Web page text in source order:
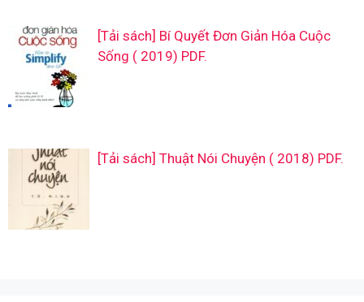
[Tải sách] Bí Quyết Đơn Giản Hóa Cuộc
Sống ( 2019) PDF.
[Tải sách] Thuật Nói Chuyện ( 2018) PDF.